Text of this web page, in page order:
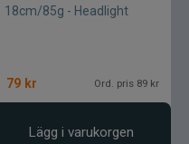
18cm/85g - Headlight
79 kr Ord. pris 89 kr
Lägg i varukorgen